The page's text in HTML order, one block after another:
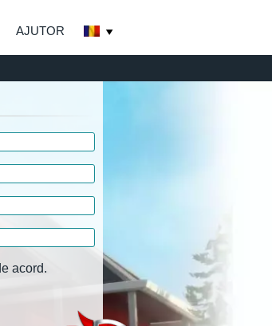
AJUTOR
acord.